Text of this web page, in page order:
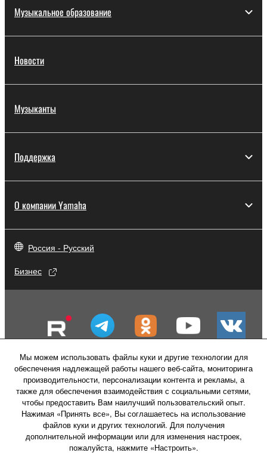
Музыкальное образование
Новости
Музыканты
Поддержка
О компании Yamaha
Россия - Русский
Бизнес
Мы можем использовать файлы куки и другие технологии для
обеспечения надлежащей работы нашего веб-сайта, мониторинга
производительности, персонализации контента и рекламы, а
также для обеспечения взаимодействия с социальными сетями,
чтобы предоставить Вам наилучший пользовательский опыт.
Нажимая «Принять все», Вы соглашаетесь на использование
файлов куки и других технологий. Для получения
дополнительной информации или для изменения настроек,
пожалуйста, нажмите «Настроить».
Свяжитесь с намиУсловия использования
Политика конфиденциальности